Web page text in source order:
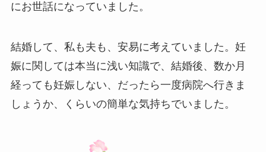
にお世話になっていました。
結婚して、私も夫も、安易に考えていました。妊
娠に関しては本当に浅い知識で、結婚後、数か月
経っても妊娠しない、だったら一度病院へ行きま
しょうか、くらいの簡単な気持ちでいました。